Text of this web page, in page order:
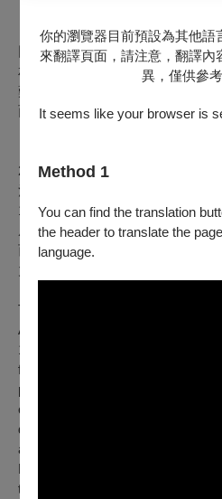
你的瀏覽器目前預設為其他語
來翻譯頁面，請注意，翻譯內
異，僅供參考
It seems like your browser is
Method 1
You can find the translation
the header to translate the
language.
日本記者芥川1975年在峴港見證
回峴港的他因為結識琴娘一家，
相，也遇見了想盡辦法籌錢逃亡
難的芥川，決意協助琴娘一家，
面，祖明也決意登上難民船，投
2000年才結束最後一個難民營。
泊的描繪，投射對於香港回歸前
1983年坎城影展主競賽，卻迫於
摩名義放映。當年因批判共產主
而同時在中國及台灣雙雙遭到禁
力。
Three years after the Fall of
Akutagawa returns to a Vietnam
1975. He strikes up an uneasy
fourteen-year-old and her
portal into the country's
city's only remaining bar, he
desperate to seek funds for his
an architect of hope, orchestrating
Nuong and her younger brother.
their lives converge on a